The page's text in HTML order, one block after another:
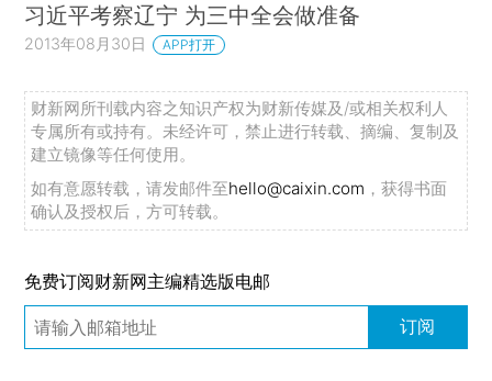
习近平考察辽宁 为三中全会做准备
2013年08月30日 APP打开
财新网所刊载内容之知识产权为财新传媒及/或相关权利人
专属所有或持有。未经许可，禁止进行转载、摘编、复制及
建立镜像等任何使用。
如有意愿转载，请发邮件至hello@caixin.com ，获得书面
确认及授权后，方可转载。
免费订阅财新网主编精选版电邮
订阅